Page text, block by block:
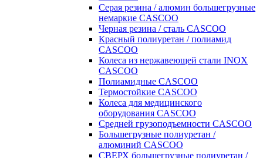
Серая резина / алюмин большегрузные
немаркие CASCOO
Черная резина / сталь CASCOO
Красный полиуретан / полиамид
CASCOO
Колеса из нержавеющей стали INOX
CASCOO
Полиамидные CASCOO
Термостойкие CASCOO
Колеса для медицинского
оборудования CASCOO
Средней грузоподъемности CASCOO
Большегрузные полиуретан /
алюминий CASCOO
СВЕРХ большегрузные полиуретан /